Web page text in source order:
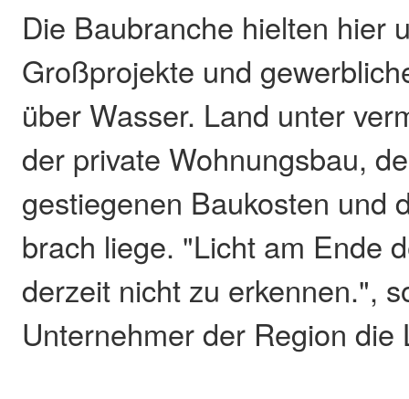
Die Baubranche hielten hier
Großprojekte und
über Wasser. Land unter
der private Wohnungsbau,
gestiegenen Baukosten und
brach liege. "Licht am Ende
derzeit nicht zu erkennen.",
Unternehmer der Region die